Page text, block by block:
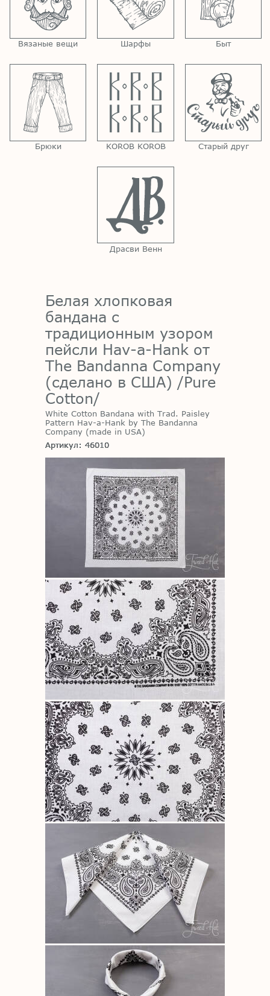
Вязаные вещи Шарфы Быт
Брюки KOROB KOROB Старый друг
Драсви Венн
Белая хлопковая
бандана с
традиционным узором
пейсли Hav-a-Hank от
The Bandanna Company
(сделано в США) /Pure
Cotton/
White Cotton Bandana with Trad. Paisley
Pattern Hav-a-Hank by The Bandanna
Company (made in USA)
Артикул: 46010